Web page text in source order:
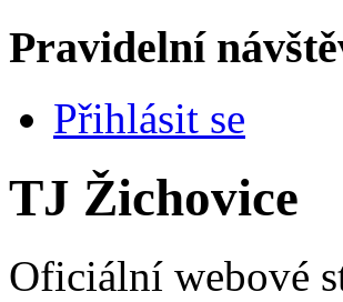
Pravidelní
Přihlásit se
TJ Žichovice
Oficiální webové